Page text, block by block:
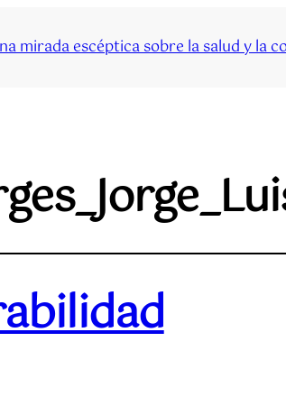
mirada escéptica sobre la salud y la